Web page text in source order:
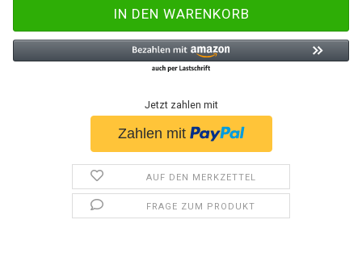
Jetzt zahlen mit
AUF DEN MERKZETTEL
FRAGE ZUM PRODUKT